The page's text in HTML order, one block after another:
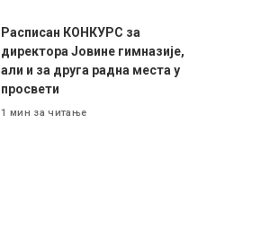
Расписан КОНКУРС за
директора Јовине гимназије,
али и за друга радна места у
просвети
1 мин за читање